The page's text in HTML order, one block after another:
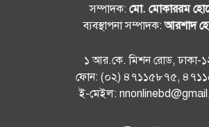
সম্পাদক: মো. মোকাররম
ব্যবস্থাপনা সম্পাদক:আরশাদ
১ আর.কে. মিশন রোড, ঢাকা-
ফোন: (০২) ৪৭১১৫৮৭৫,
ই-মেইল: